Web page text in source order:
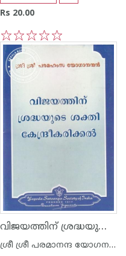
Rs 20.00
5
4
3
2
1
വിജയത്തിന് ശ്രദ്ധയുടെ ശക്തി കേന്ദ്രീകരിക്കൽ
ശ്രീ ശ്രീ പരമാനന്ദ യോഗനന്ദ